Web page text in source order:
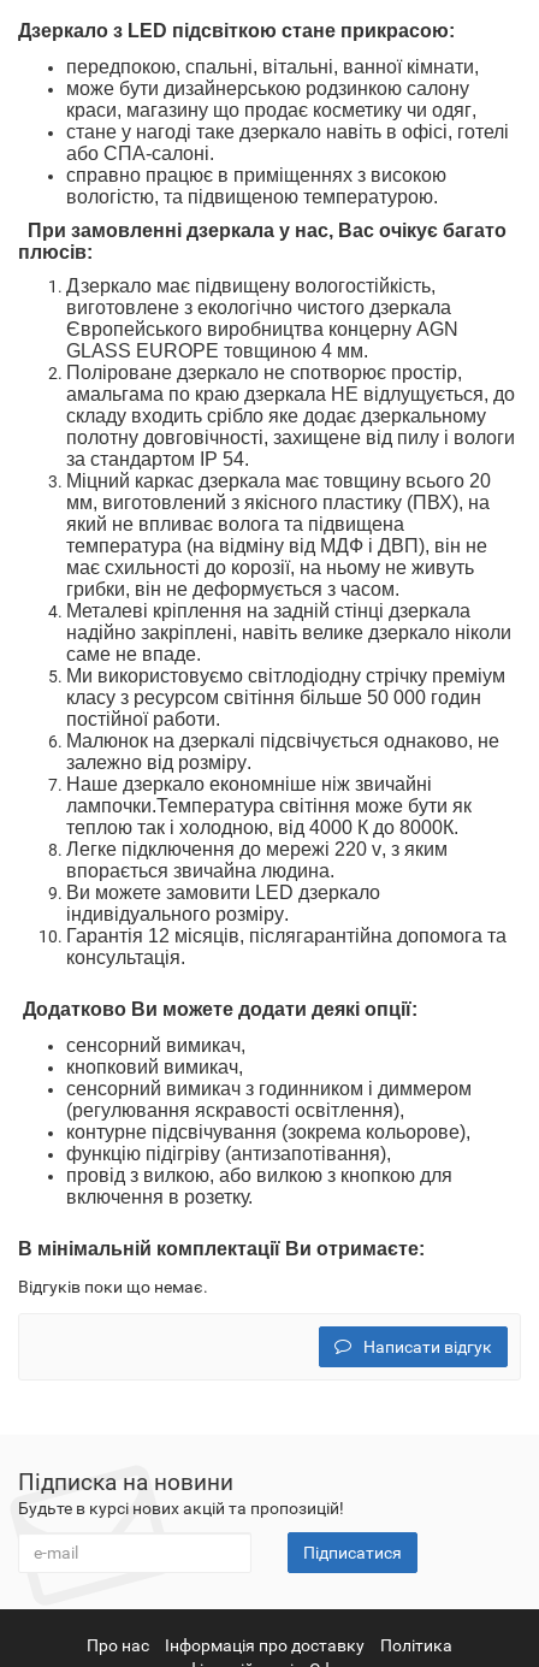
Дзеркало з LED підсвіткою стане прикрасою:
передпокою, спальні, вітальні, ванної кімнати,
може бути дизайнерською родзинкою салону
краси, магазину що продає косметику чи одяг,
стане у нагоді таке дзеркало навіть в офісі, готелі
або СПА-салоні.
справно працює в приміщеннях з високою
вологістю, та підвищеною температурою.
При замовленні дзеркала у нас, Вас очікує багато
плюсів:
Дзеркало має підвищену вологостійкість,
виготовлене з екологічно чистого дзеркала
Європейського виробництва концерну AGN
GLASS EUROPE товщиною 4 мм.
Поліроване дзеркало не спотворює простір,
амальгама по краю дзеркала НЕ відлущується, до
складу входить срібло яке додає дзеркальному
полотну довговічності, захищене від пилу і вологи
за стандартом IP 54.
Міцний каркас дзеркала має товщину всього 20
мм, виготовлений з якісного пластику (ПВХ), на
який не впливає волога та підвищена
температура (на відміну від МДФ і ДВП), він не
має схильності до корозії, на ньому не живуть
грибки, він не деформується з часом.
Металеві кріплення на задній стінці дзеркала
надійно закріплені, навіть велике дзеркало ніколи
саме не впаде.
Ми використовуємо світлодіодну стрічку преміум
класу з ресурсом світіння більше 50 000 годин
постійноїработи.
Малюнок на дзеркалі підсвічується однаково, не
залежно від розміру.
Наше дзеркало економніше ніж звичайні
лампочки.Температура світіння може бути як
теплою так і холодною, від 4000 К до 8000К.
Легке підключення до мережі 220 v, з яким
впорається звичайна людина.
Ви можете замовити LED дзеркало
індивідуального розміру.
Гарантія 12 місяців, післягарантійна допомога та
консультація.
Додатково Ви можете додати деякі опції:
сенсорний вимикач,
кнопковий вимикач,
сенсорний вимикач з годинником і диммером
(регулювання яскравості освітлення),
контурне підсвічування (зокрема кольорове),
функцію підігріву (антизапотівання),
провід з вилкою, або вилкою з кнопкою для
включення в розетку.
В мінімальній комплектації Ви отримаєте:
Відгуків поки що немає.
Написати відгук
Підписка на новини
Будьте в курсі нових акцій та пропозицій!
Підписатися
Про нас Інформація про доставку
Політика